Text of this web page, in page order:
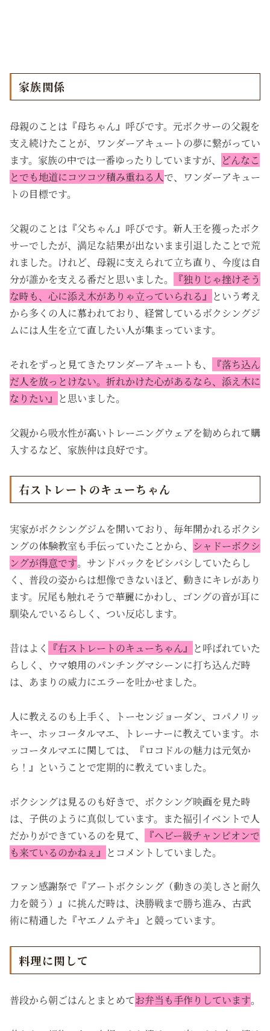
家族関係
母親のことは『母ちゃん』呼びです。元ボクサーの父親を
支え続けたことが、ワンダーアキュートの夢に繋がってい
ます。 家族の中では一番ゆったりしていますが、
どんなこ
とでも地道にコツコツ積み重ねる人で、ワンダーアキュー
トの目標です。
父親のことは『父ちゃん』呼びです。新人王を獲ったボク
サーでしたが、満足な結果が出ないまま引退したことで荒
れました。けれど、母親に支えられて立ち直り、今度は自
分が誰かを支える番だと思いました。
『独りじゃ挫けそう
な時も、心に添え木がありゃ立っていられる』 という考え
から多くの人に慕われており、経営しているボクシングジ
ムには人生を立て直したい人が集まっています。
それをずっと見てきたワンダーアキュートも、
『落ち込ん
だ人を放っとけない。折れかけた心があるなら、添え木に
なりたい』 と思いました。
父親から吸水性が高いトレーニングウェアを勧められて購
入するなど、家族仲は良好です。
右ストレートのキューちゃん
実家がボクシングジムを開いており、毎年開かれるボクシ
ングの体験教室も手伝っていたことから、 シャドーボクシ
ングが得意です。サンドバックをビシバシしていたらし
く、普段の姿からは想像できないほど、動きにキレがあり
ます。尻尾も触れそうで華麗にかわし、 ゴングの音が耳に
馴染んでいるらしく、つい反応します。
昔はよく 『右ストレートのキューちゃん』 と呼ばれていた
らしく、ウマ娘用のパンチングマシーンに打ち込んだ時
は、あまりの威力にエラーを吐かせました。
人に教えるのも上手く、トーセンジョーダン、コパノリッ
キー、ホッコータルマエ、トレーナーに教えています。ホ
ッコータルマエに関しては、『ロコドルの魅力は元気か
ら！』ということで定期的に教えていました。
ボクシングは見るのも好きで、ボクシング映画を見た時
は、子供のように真似しています。また福引イベントで人
だかりができているのを見て、
『ヘビー級チャンピオンで
も来ているのかねぇ』 とコメントしていました。
ファン感謝祭で『アートボクシング（動きの美しさと耐久
力を競う）』に挑んだ時は、決勝戦まで勝ち進み、古武
術に精通した『ヤエノムテキ』と競っています。
料理に関して
普段から朝ごはんとまとめてお弁当も手作りしています。